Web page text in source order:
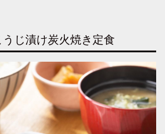
じ漬け炭火焼き定食